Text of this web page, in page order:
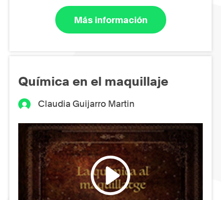
Más información
Química en el maquillaje
Claudia Guijarro Martin